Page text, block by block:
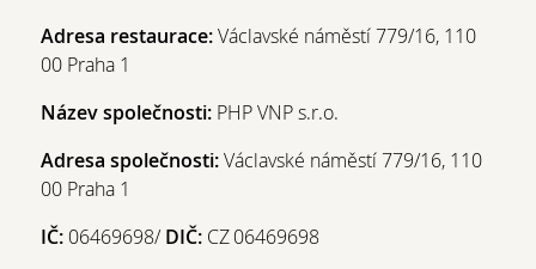
Adresa restaurace:Václavské náměstí 779/16, 110
00 Praha 1
Název společnosti: PHP VNP s.r.o.
Adresa společnosti:Václavské náměstí 779/16, 110
00 Praha 1
IČ: 06469698/DIČ:CZ06469698